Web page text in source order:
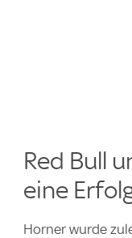
Red Bull
eine
Horner wurde